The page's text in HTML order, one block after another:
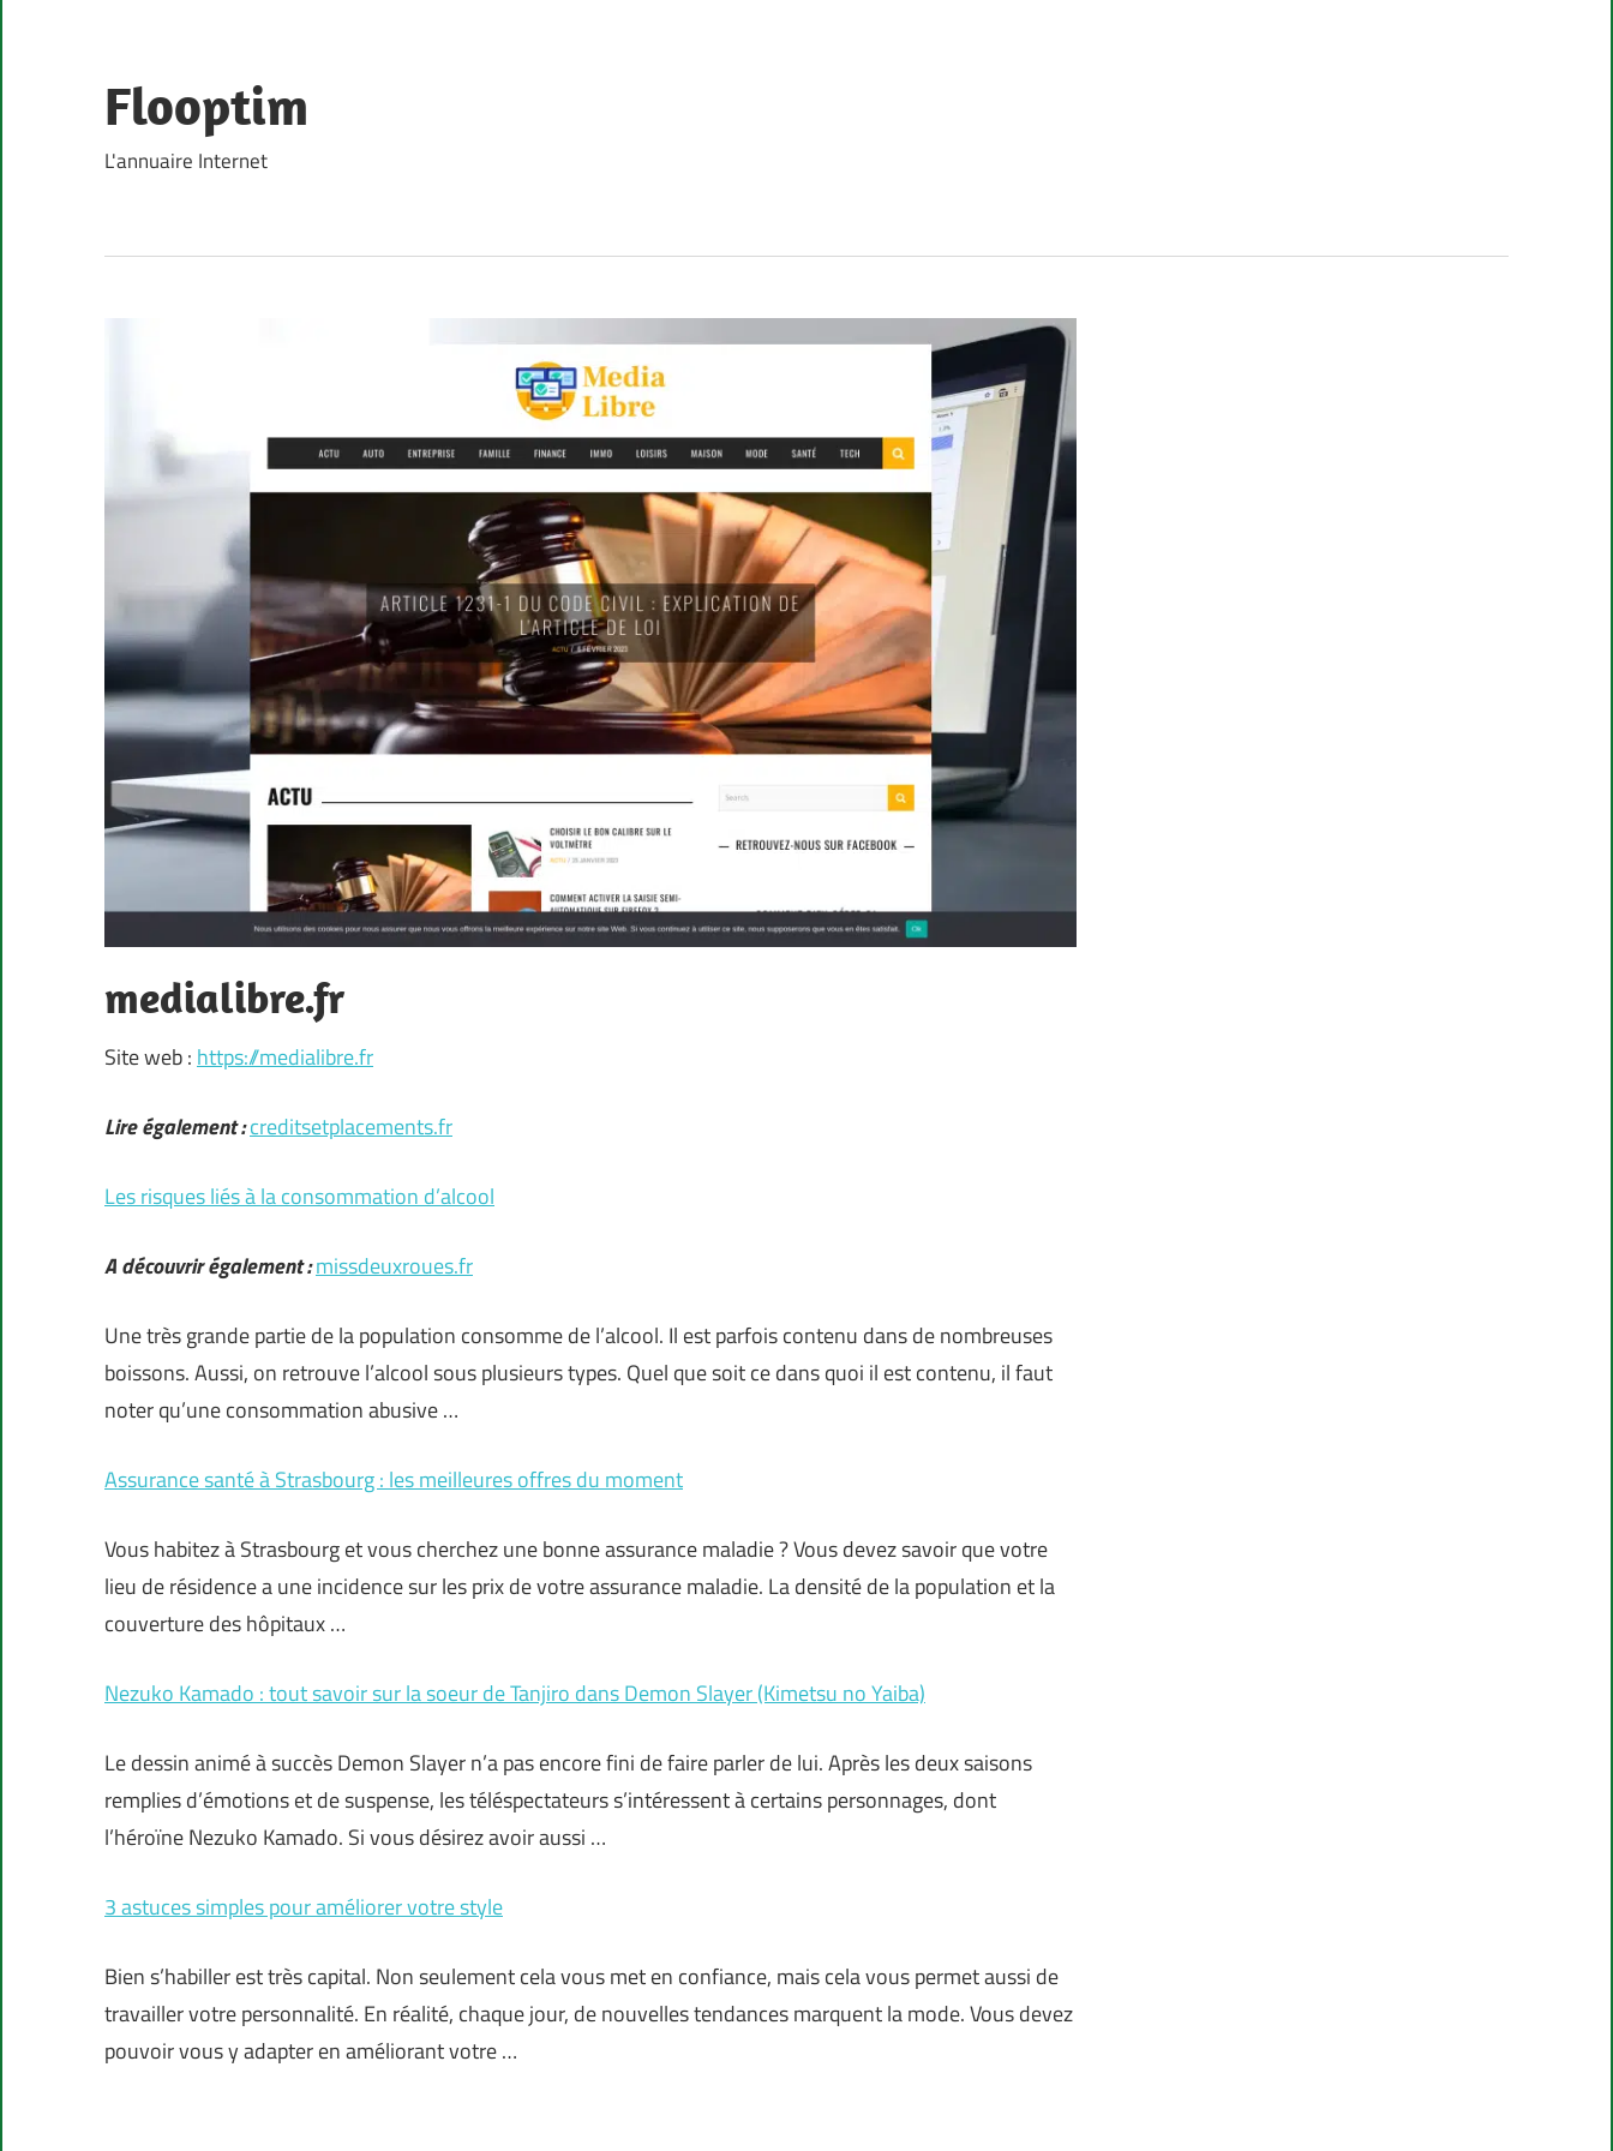
content
Flooptim
L'annuaire Internet
medialibre.fr
Site web : https://medialibre.fr
Lire également :creditsetplacements.fr
Les risques liés à la consommation d’alcool
A découvrir également :missdeuxroues.fr
Une très grande partie de la population consomme de l’alcool. Il est parfois contenu dans de nombreuses
boissons. Aussi, on retrouve l’alcool sous plusieurs types. Quel que soit ce dans quoi il est contenu, il faut
noter qu’une consommation abusive …
Assurance santé à Strasbourg : les meilleures offres du moment
Vous habitez à Strasbourg et vous cherchez une bonne assurance maladie ? Vous devez savoir que votre
lieu de résidence a une incidence sur les prix de votre assurance maladie. La densité de la population et la
couverture des hôpitaux …
Nezuko Kamado : tout savoir sur la soeur de Tanjiro dans Demon Slayer (Kimetsu no Yaiba)
Le dessin animé à succès Demon Slayer n’a pas encore fini de faire parler de lui. Après les deux saisons
remplies d’émotions et de suspense, les téléspectateurs s’intéressent à certains personnages, dont
l’héroïne Nezuko Kamado. Si vous désirez avoir aussi …
3 astuces simples pour améliorer votre style
Bien s’habiller est très capital. Non seulement cela vous met en confiance, mais cela vous permet aussi de
travailler votre personnalité. En réalité, chaque jour, de nouvelles tendances marquent la mode. Vous devez
pouvoir vous y adapter en améliorant votre …